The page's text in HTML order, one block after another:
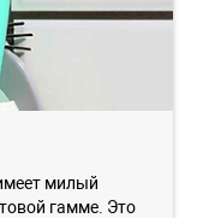
милый
гамме. Это